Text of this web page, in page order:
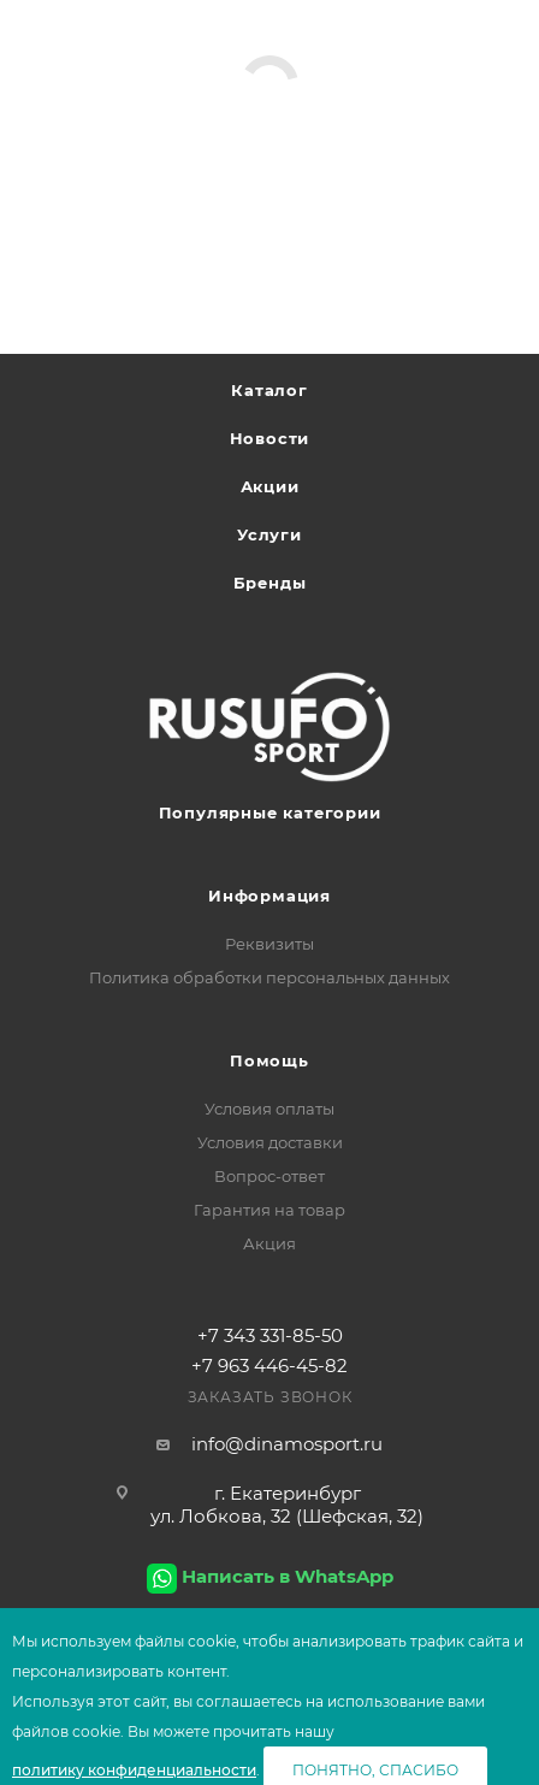
В КОРЗИНУ
Каталог
Новости
Акции
Услуги
Бренды
Популярные категории
Информация
Реквизиты
Политика обработки персональных данных
Помощь
Условия оплаты
Условия доставки
Вопрос-ответ
Гарантия на товар
Акция
+7 343 331-85-50
+7 963 446-45-82
ЗАКАЗАТЬ ЗВОНОК
info@dinamosport.ru
г. Екатеринбург
ул. Лобкова, 32 (Шефская, 32)
Написать в WhatsApp
2026© Сеть магазинов UFOsport
Мы используем файлы сооkіе, чтобы анализировать трафик сайта и
персонализировать контент.
Используя этот сайт, вы соглашаетесь на использование вами
файлов сооkіе. Вы можете прочитать нашу
политику конфиденциальности.
ПОНЯТНО, СПАСИБО